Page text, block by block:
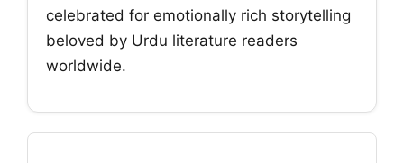
celebrated for emotionally rich storytelling
beloved by Urdu literature readers
worldwide.